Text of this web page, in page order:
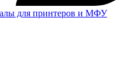
для принтеров и МФУ